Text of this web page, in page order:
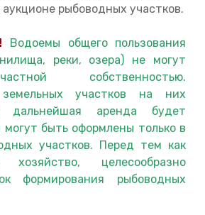
рыбоводных участков.
Водоемы общего пользования
реки, озера) не могут
собственностью.
участков на них
дальнейшая аренда будет
быть оформлены только в
участков. Перед тем как
хозяйство, целесообразно
формирования рыбоводных